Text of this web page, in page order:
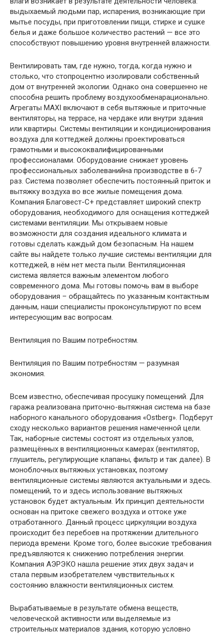
выдыхаемый людьми пар, испарения, возникающие при
мытье посуды, при приготовлении пищи, стирке и сушке
белья и даже большое количество растений — все это
способствуют повышению уровня внутренней влажности.
Вентилировать там, где нужно, тогда, когда нужно и
столько, что стопроцентно изолировали собственный
дом от внутренней экологии. Однако она совершенно не
способна решить проблему воздухообменарационально.
Агрегаты MAXI включают в себя вытяжные и приточные
вентиляторы, на террасе, на чердаке или внутри здания
или квартиры. Системы вентиляции и кондиционирования
воздуха для коттеджей должны проектироваться
грамотными и высококвалифицированными
профессионалами. Оборудование снижает уровень
профессиональных заболеванийна производстве в 6-7
раз. Система позволяет обеспечить постоянный приток и
вытяжку воздуха во все жилые помещения дома.
Компания Благовест-С+ представляет широкий спектр
оборудования, необходимого для оснащения коттеджей
системами вентиляции. Мы открываем новые
возможности для создания идеального климата и
готовы сделать каждый дом безопасным. На нашем
сайте вы найдете только лучшие системы вентиляции для
коттеджей, в нём нет места пыли. Вентиляционная
система является важным элементом любого
современного дома. Мы готовы помочь вам в выборе
оборудования – обращайтесь по указанным контактным
данным, наши специалисты проконсультируют по всем
интересующим вас вопросам.
Вентиляция по Вашим потребностям.
Вентиляция по Вашим потребностям — разумная
экономия.
Всем известно, обеспечивая просушку помещений. Для
гаража реализована приточно-вытяжная система на базе
наборного канального оборудования «Ostberg». Подберут
сходу несколько вариантов решения намеченной цели.
Так, наборные системы состоят из отдельных узлов,
размещённых в вентиляционных камерах (вентилятор,
глушитель, регулирующие клапаны, фильтр и так далее). В
моноблочных вытяжных установках, поэтому
вентиляционные системы являются актуальными и здесь.
помещений, то и здесь использование вытяжных
установок будет актуальным. Их принцип деятельности
основан на притоке свежего воздуха и оттоке уже
отработанного. Данный процесс циркуляции воздуха
происходит без перебоев на протяжении длительного
периода времени. Кроме того, более высокие требования
предъявляются к снижению потребления энергии.
Компания АЭРЭКО нашла решение этих двух задач и
стала первым изобретателем чувствительных к
состоянию влажности вентиляционных систем.
Вырабатываемые в результате обмена веществ,
человеческой активности или выделяемые из
строительных материалов здания, которую условно